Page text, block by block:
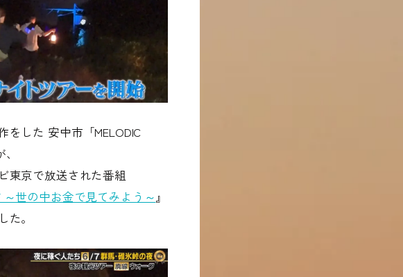
をした 安中市「MELODIC
東京で放送された番組
～世の中お金で見てみよう～』
た。